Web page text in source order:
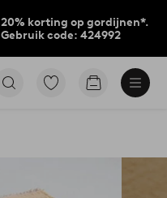
20% korting op gordijnen*.
Gebruik code: 424992
Ga
Go